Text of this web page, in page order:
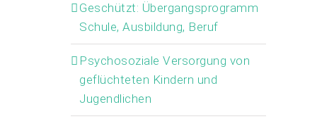
Geschützt: Übergangsprogramm
Schule, Ausbildung, Beruf
Psychosoziale Versorgung von
geflüchteten Kindern und
Jugendlichen